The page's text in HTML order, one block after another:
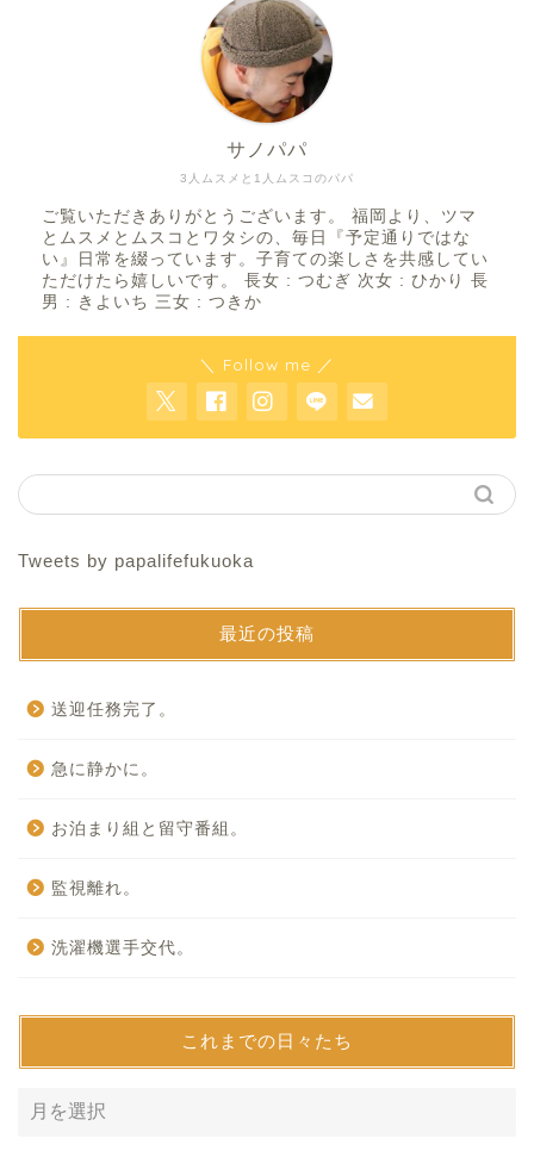
3人ムスメと1人ムスコのパパ
サノパパ
ご覧いただきありがとうございます。 福岡より、ツマ
とムスメとムスコとワタシの、毎日『予定通りではな
い』日常を綴っています。子育ての楽しさを共感してい
ただけたら嬉しいです。 長女 : つむぎ 次女 : ひかり 長
男 : きよいち 三女 : つきか
＼ Follow me ／
Tweets by papalifefukuoka
最近の投稿
送迎任務完了。
急に静かに。
お泊まり組と留守番組。
監視離れ。
洗濯機選手交代。
これまでの日々たち